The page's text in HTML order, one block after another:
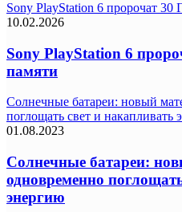
Sony PlayStation 6 пророчат 30
10.02.2026
Sony PlayStation 6
памяти
Солнечные батареи: новый
поглощать свет и накапливать
01.08.2023
Солнечные батареи:
одновременно
энергию